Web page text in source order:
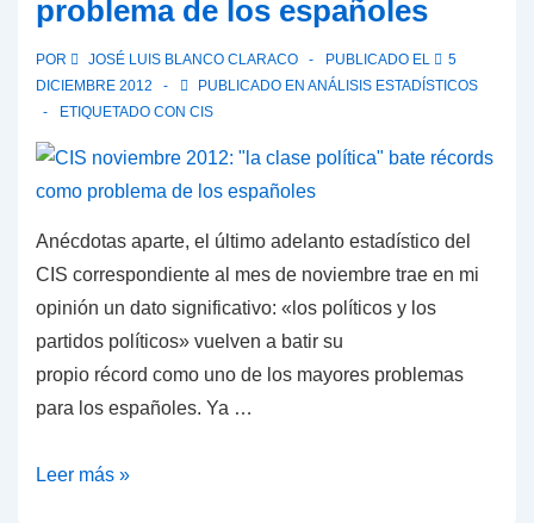
cada
españoles
se
declara
no
religioso
problema de los españoles
POR JOSÉ LUIS BLANCO CLARACO PUBLICADO EL
5
DICIEMBRE 2012
PUBLICADO EN ANÁLISIS ESTADÍSTICOS
ETIQUETADO CON CIS
Anécdotas aparte, el último adelanto estadístico del
CIS correspondiente al mes de noviembre trae en mi
opinión un dato significativo: «los políticos y los
partidos políticos» vuelven a batir su
propio récord como uno de los mayores problemas
para los españoles. Ya …
CIS
Leer más »